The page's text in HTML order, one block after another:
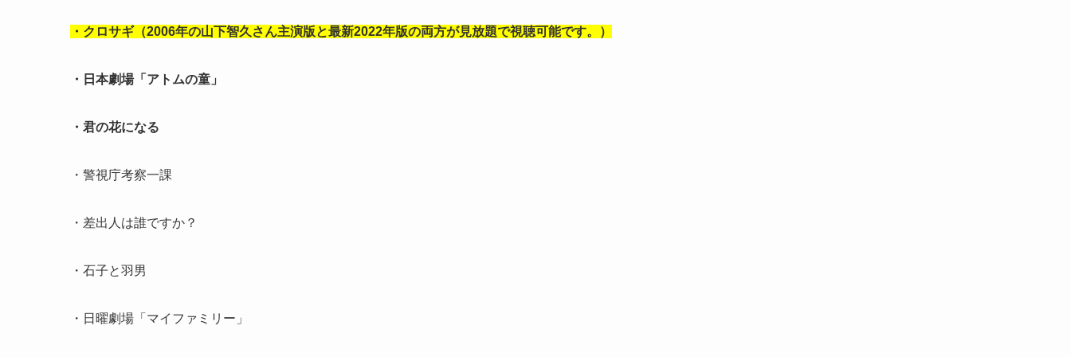
・クロサギ（2006年の山下智久さん主演版と最新2022年版の両方が見放題で視聴可能です。）
・日本劇場「アトムの童」
・君の花になる
・警視庁考察一課
・差出人は誰ですか？
・石子と羽男
・日曜劇場「マイファミリー」